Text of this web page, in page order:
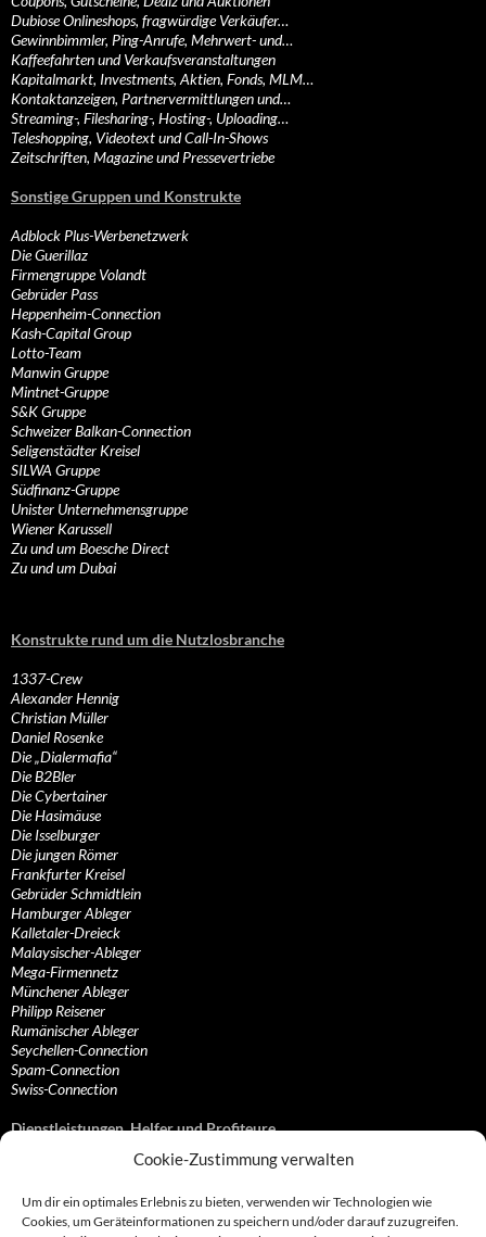
Cookie-Zustimmung verwalten
Um dir ein optimales Erlebnis zu bieten, verwenden wir Technologien wie
Cookies, um Geräteinformationen zu speichern und/oder darauf zuzugreifen.
Dubiose Onlineshops, fragwürdige Verkäufer…
Gewinnbimmler, Ping-Anrufe, Mehrwert- und…
Kaffeefahrten und Verkaufsveranstaltungen
Kapitalmarkt, Investments, Aktien, Fonds, MLM…
Kontaktanzeigen, Partnervermittlungen und…
Streaming-, Filesharing-, Hosting-, Uploading…
Teleshopping, Videotext und Call-In-Shows
Zeitschriften, Magazine und Pressevertriebe
Sonstige Gruppen und Konstrukte
Adblock Plus-Werbenetzwerk
Die Guerillaz
Firmengruppe Volandt
Gebrüder Pass
Heppenheim-Connection
Kash-Capital Group
Lotto-Team
Manwin Gruppe
Mintnet-Gruppe
S&K Gruppe
Schweizer Balkan-Connection
Seligenstädter Kreisel
SILWA Gruppe
Südfinanz-Gruppe
Unister Unternehmensgruppe
Wiener Karussell
Zu und um Boesche Direct
Zu und um Dubai
Konstrukte rund um die Nutzlosbranche
1337-Crew
Alexander Hennig
Christian Müller
Daniel Rosenke
Die „Dialermafia“
Die B2Bler
Die Cybertainer
Die Hasimäuse
Die Isselburger
Die jungen Römer
Frankfurter Kreisel
Gebrüder Schmidtlein
Hamburger Ableger
Kalletaler-Dreieck
Malaysischer-Ableger
Mega-Firmennetz
Münchener Ableger
Philipp Reisener
Rumänischer Ableger
Seychellen-Connection
Spam-Connection
Swiss-Connection
Dienstleistungen, Helfer und Profiteure
Anonymisierungsdienste, VPN- und Web-Proxy…
Bezahlsysteme, Finanzdienstleister und…
Bürodienstleister, Firmengründer- und/oder…